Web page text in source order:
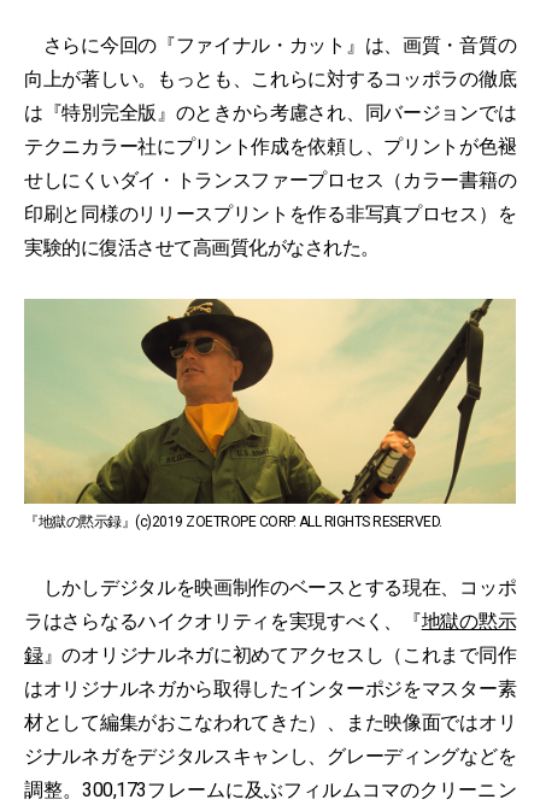
さらに今回の『ファイナル・カット』は、画質・音質の
向上が著しい。もっとも、これらに対するコッポラの徹底
は『特別完全版』のときから考慮され、同バージョンでは
テクニカラー社にプリント作成を依頼し、プリントが色褪
せしにくいダイ・トランスファープロセス（カラー書籍の
印刷と同様のリリースプリントを作る非写真プロセス）を
実験的に復活させて高画質化がなされた。
『地獄の黙示録』(c)2019 ZOETROPE CORP. ALL RIGHTS RESERVED.
しかしデジタルを映画制作のベースとする現在、コッポ
ラはさらなるハイクオリティを実現すべく、『地獄の黙示
録』のオリジナルネガに初めてアクセスし（これまで同作
はオリジナルネガから取得したインターポジをマスター素
材として編集がおこなわれてきた）、また映像面ではオリ
ジナルネガをデジタルスキャンし、グレーディングなどを
調整。300,173フレームに及ぶフィルムコマのクリーニン